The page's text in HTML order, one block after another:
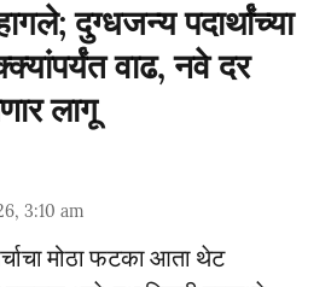
दुग्धजन्य पदार्थांच्या
वाढ, नवे दर
लागू
3:10 am
मोठा फटका आता थेट